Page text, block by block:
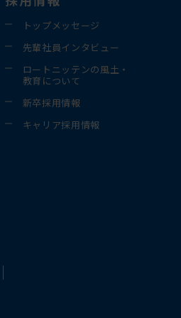
トップメッセージ
先輩社員インタビュー
ロートニッテンの風土・
教育について
新卒採用情報
キャリア採用情報